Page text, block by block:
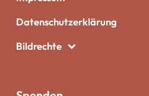
Datenschutzerklärung
Bildrechte